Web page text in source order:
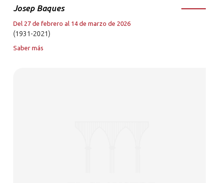
Josep Baques
Del 27 de febrero al 14 de marzo de 2026
(1931-2021)
Saber más